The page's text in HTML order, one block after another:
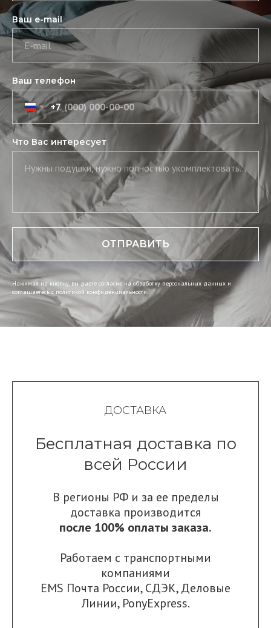
Ваш e-mail
E-mail
Ваш телефон
+7
Что Вас интересует
Нужны подушки, нужно полностью укомплектовать постель, нужны скатерть и салфетки
ОТПРАВИТЬ
Нажимая на кнопку, вы даете согласие на обработку персональных данных и
соглашаетесь c политикой конфиденциальности.
ДОСТАВКА
Бесплатная доставка по
всей России
В регионы РФ и за ее пределы
доставка производится
после 100% оплаты заказа.
Работаем с транспортными
компаниями
EMS Почта России,СДЭК,Деловые
Линии, PonyExpress.